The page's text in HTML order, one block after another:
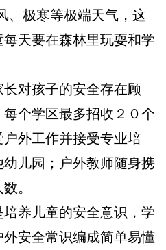
、极寒等极端天气，这
天要在森林里玩耍和学
对孩子的安全存在顾
个学区最多招收２０个
外工作并接受专业培
儿园；户外教师随身携
。
养儿童的安全意识，学
安全常识编成简单易懂